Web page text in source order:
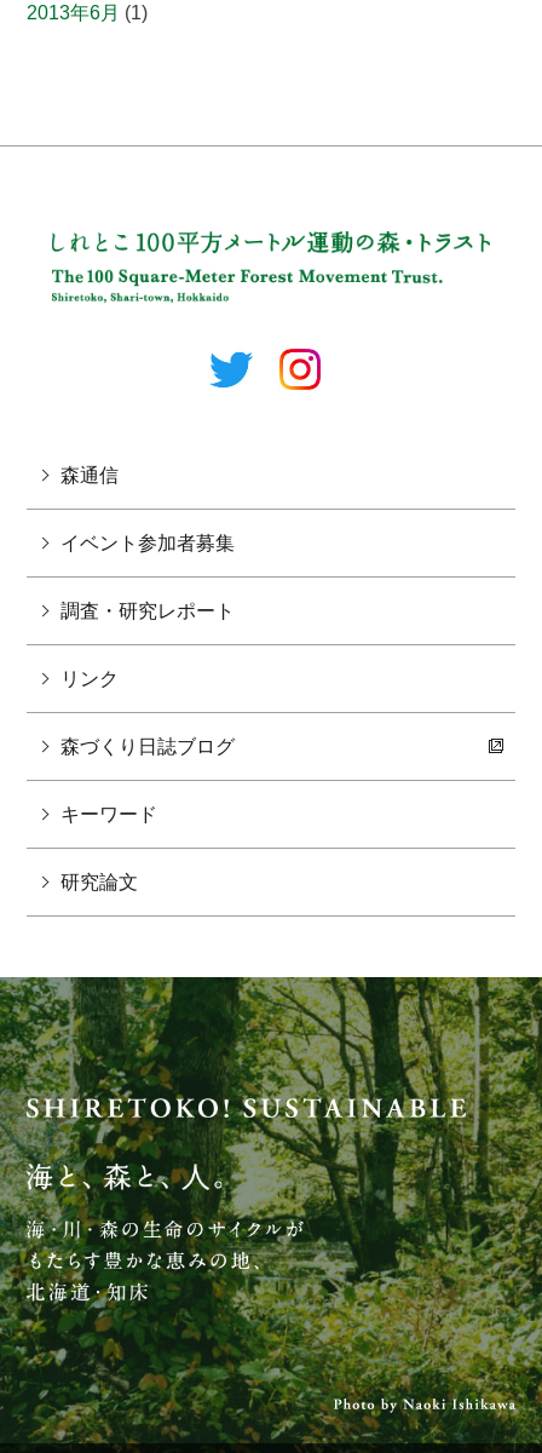
2013年6月 (1)
森通信
イベント参加者募集
調査・研究レポート
リンク
森づくり日誌ブログ
キーワード
研究論文